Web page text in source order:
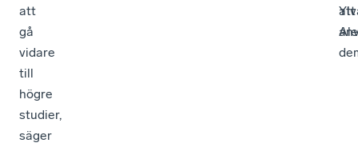
att
gå
vidare
till
högre
studier,
säger
att